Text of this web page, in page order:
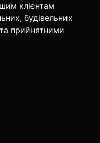
клієнтам
будівельних
прийнятними